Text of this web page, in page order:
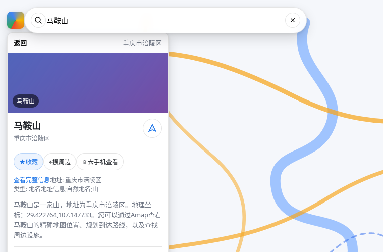
返回 重庆市涪陵区
马鞍山
马鞍山
重庆市涪陵区
★收藏 ⌖搜周边 📱 去手机查看
查看完整信息地址: 重庆市涪陵区
类型: 地名地址信息;自然地名;山
马鞍山是一家山，地址为重庆市涪陵区。地理坐
标：29.422764,107.147733。您可以通过Amap查看
马鞍山的精确地图位置、规划到达路线，以及查找
周边设施。